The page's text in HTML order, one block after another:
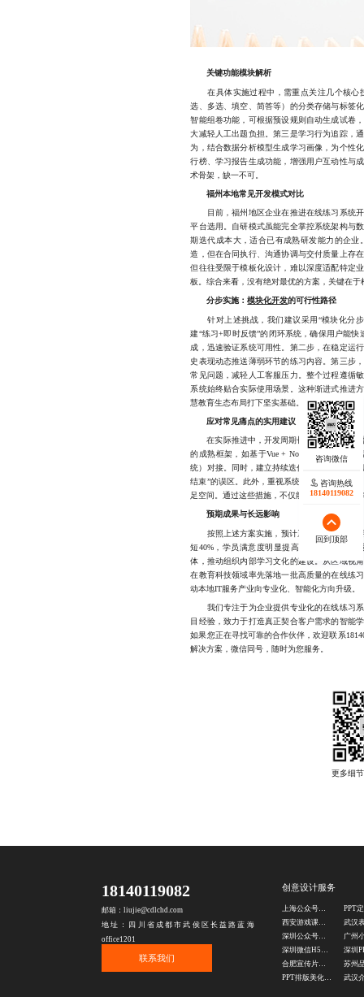
关键功能模块解析
在具体实施过程中，需重点关注几个核心
选、多选、填空、简答等）的分类存储与标签
智能组卷功能，可根据预设规则自动生成试卷
大减轻人工出题负担。第三是学习行为追踪，
为，结合数据分析模型生成学习画像，为个性
行榜、学习报告生成功能，增强用户互动性与
术骨架，缺一不可。
福州本地常见开发模式对比
目前，福州地区企业在推进在线练习系统开
平台选用。自研模式虽能完全掌控系统架构与
期迭代成本大，适合已有成熟研发能力的企
造，但在合同执行、沟通协调与交付质量上存
但往往受限于模板化设计，难以深度适配特定
板。综合来看，没有绝对最优的方案，关键在
分步实施：模块化开发的可行性路径
针对上述挑战，我们建议采用“模块化分
建“练习+即时反馈”的闭环系统，确保用户能
成，迅速验证系统可用性。第二步，在稳定运
史表现动态推送薄弱环节的练习内容。第三步
常见问题，减轻人工客服压力。整个过程遵循
系统始终贴合实际使用场景。这种渐进式推进
慧教育生态布局打下坚实基础。
应对常见痛点的实用建议
在实际推进中，开发周期长、后期维护难是
的成熟框架，如基于Vue + Node.js的前后端
统）对接。同时，建立持续迭代机制，定期收
结束”的误区。此外，重视系统的可扩展性设计
足空间。通过这些措施，不仅能缩短初始开发
预期成果与长远影响
按照上述方案实施，预计系统上线后的3个
短40%，学员满意度明显提高。更重要的是
体，推动组织内部学习文化的建设。从区域视
在教育科技领域率先落地一批高质量的在线练
动本地IT服务产业向专业化、智能化方向升级。
我们专注于为企业提供专业化的在线练习系
目经验，致力于打造真正契合客户需求的智能
如果您正在寻找可靠的合作伙伴，欢迎联系
解决方案，微信同号，随时为您服务。
18140119082
邮箱：liujie@cdlchd.com
地址：四川省成都市武侯区长益路蓝海
office1201
联系我们
创意设计服务
上海公众号推文设计公司
西安游戏课件设计公司
深圳公众号图文排版
深圳微信H5页面设计
合肥宣传片剪辑公司
PPT排版美化公司
咨询热线
18140119082
回到顶部